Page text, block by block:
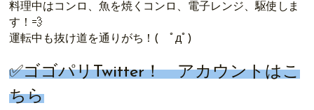
料理中はコンロ、魚を焼くコンロ、電子レンジ、駆使しま
す！💨
運転中も抜け道を通りがち！( ﾟдﾟ)
✅ゴゴパリTwitter！ アカウントはこ
ちら